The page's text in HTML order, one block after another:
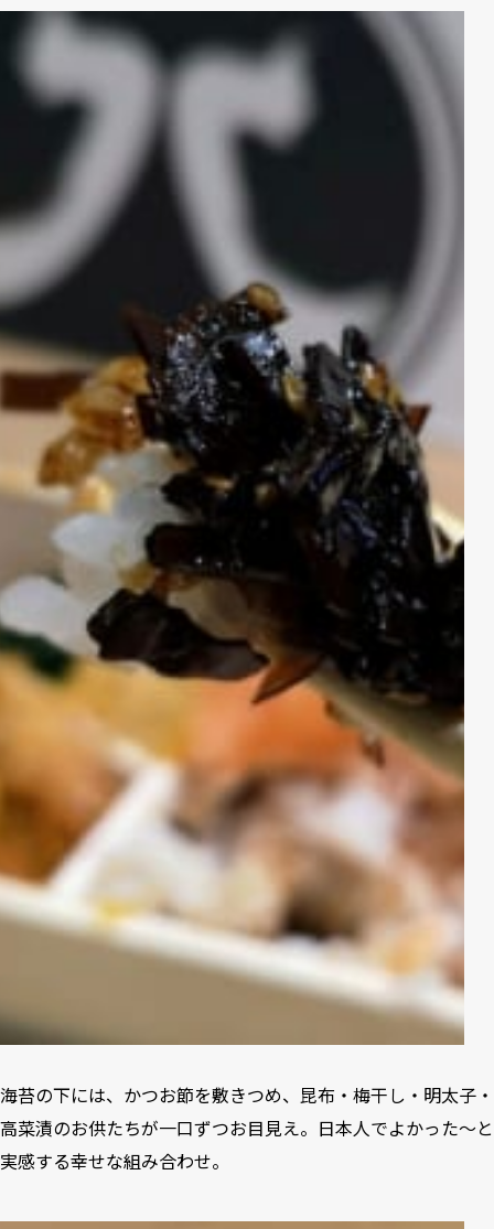
海苔の下には、かつお節を敷きつめ、昆布・梅干し・明太子・
高菜漬のお供たちが一口ずつお目見え。日本人でよかった〜と
実感する幸せな組み合わせ。